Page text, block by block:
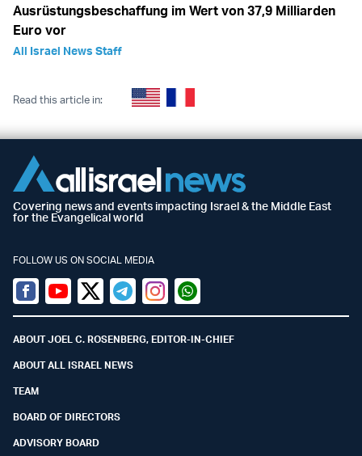
Ausrüstungsbeschaffung im Wert von 37,9 Milliarden
Euro vor
All Israel News Staff
Read this article in:
Covering news and events impacting Israel & the Middle East
for the Evangelical world
FOLLOW US ON SOCIAL MEDIA
Facebook
YoutubeTwitter (X)
TelegramInstagramWhatsapp
ABOUT JOEL C. ROSENBERG, EDITOR-IN-CHIEF
ABOUT ALL ISRAEL NEWS
TEAM
BOARD OF DIRECTORS
ADVISORY BOARD